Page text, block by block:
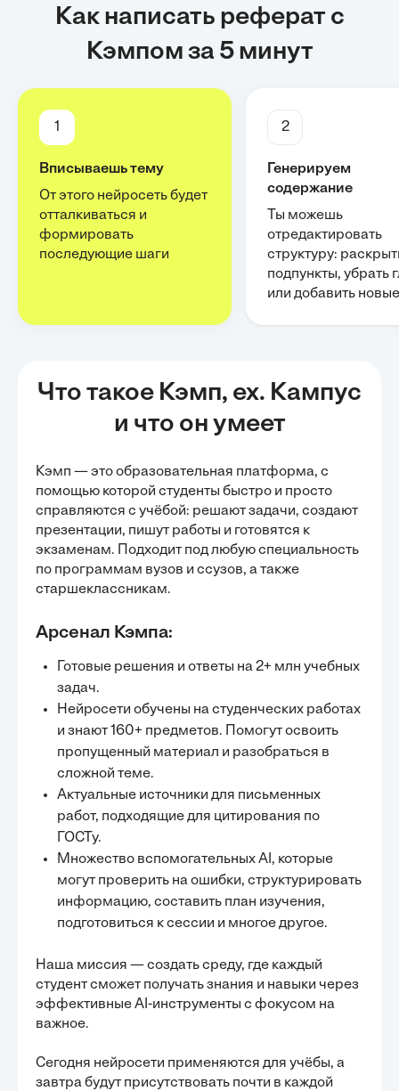
Как написать реферат с
Кэмпом за 5 минут
1
Вписываешь тему
От этого нейросеть будет
отталкиваться и
формировать
последующие шаги
2
Генерируем
содержание
Ты можешь
отредактировать
структуру:
подпункты, убрать
или добавить новые
Что такое Кэмп, ex. Кампус
и что он умеет
Кэмп — это образовательная платформа, с
помощью которой студенты быстро и просто
справляются с учёбой: решают задачи, создают
презентации, пишут работы и готовятся к
экзаменам. Подходит под любую специальность
по программам вузов и ссузов, а также
старшеклассникам.
Арсенал Кэмпа:
Готовые решения и ответы на 2+ млн учебных
задач.
Нейросети обучены на студенческих работах
и знают 160+ предметов. Помогут освоить
пропущенный материал и разобраться в
сложной теме.
Актуальные источники для письменных
работ, подходящие для цитирования по
ГОСТу.
Множество вспомогательных AI, которые
могут проверить на ошибки, структурировать
информацию, составить план изучения,
подготовиться к сессии и многое другое.
Наша миссия — создать среду, где каждый
студент сможет получать знания и навыки через
эффективные AI-инструменты с фокусом на
важное.
Сегодня нейросети применяются для учёбы, а
завтра будут присутствовать почти в каждой